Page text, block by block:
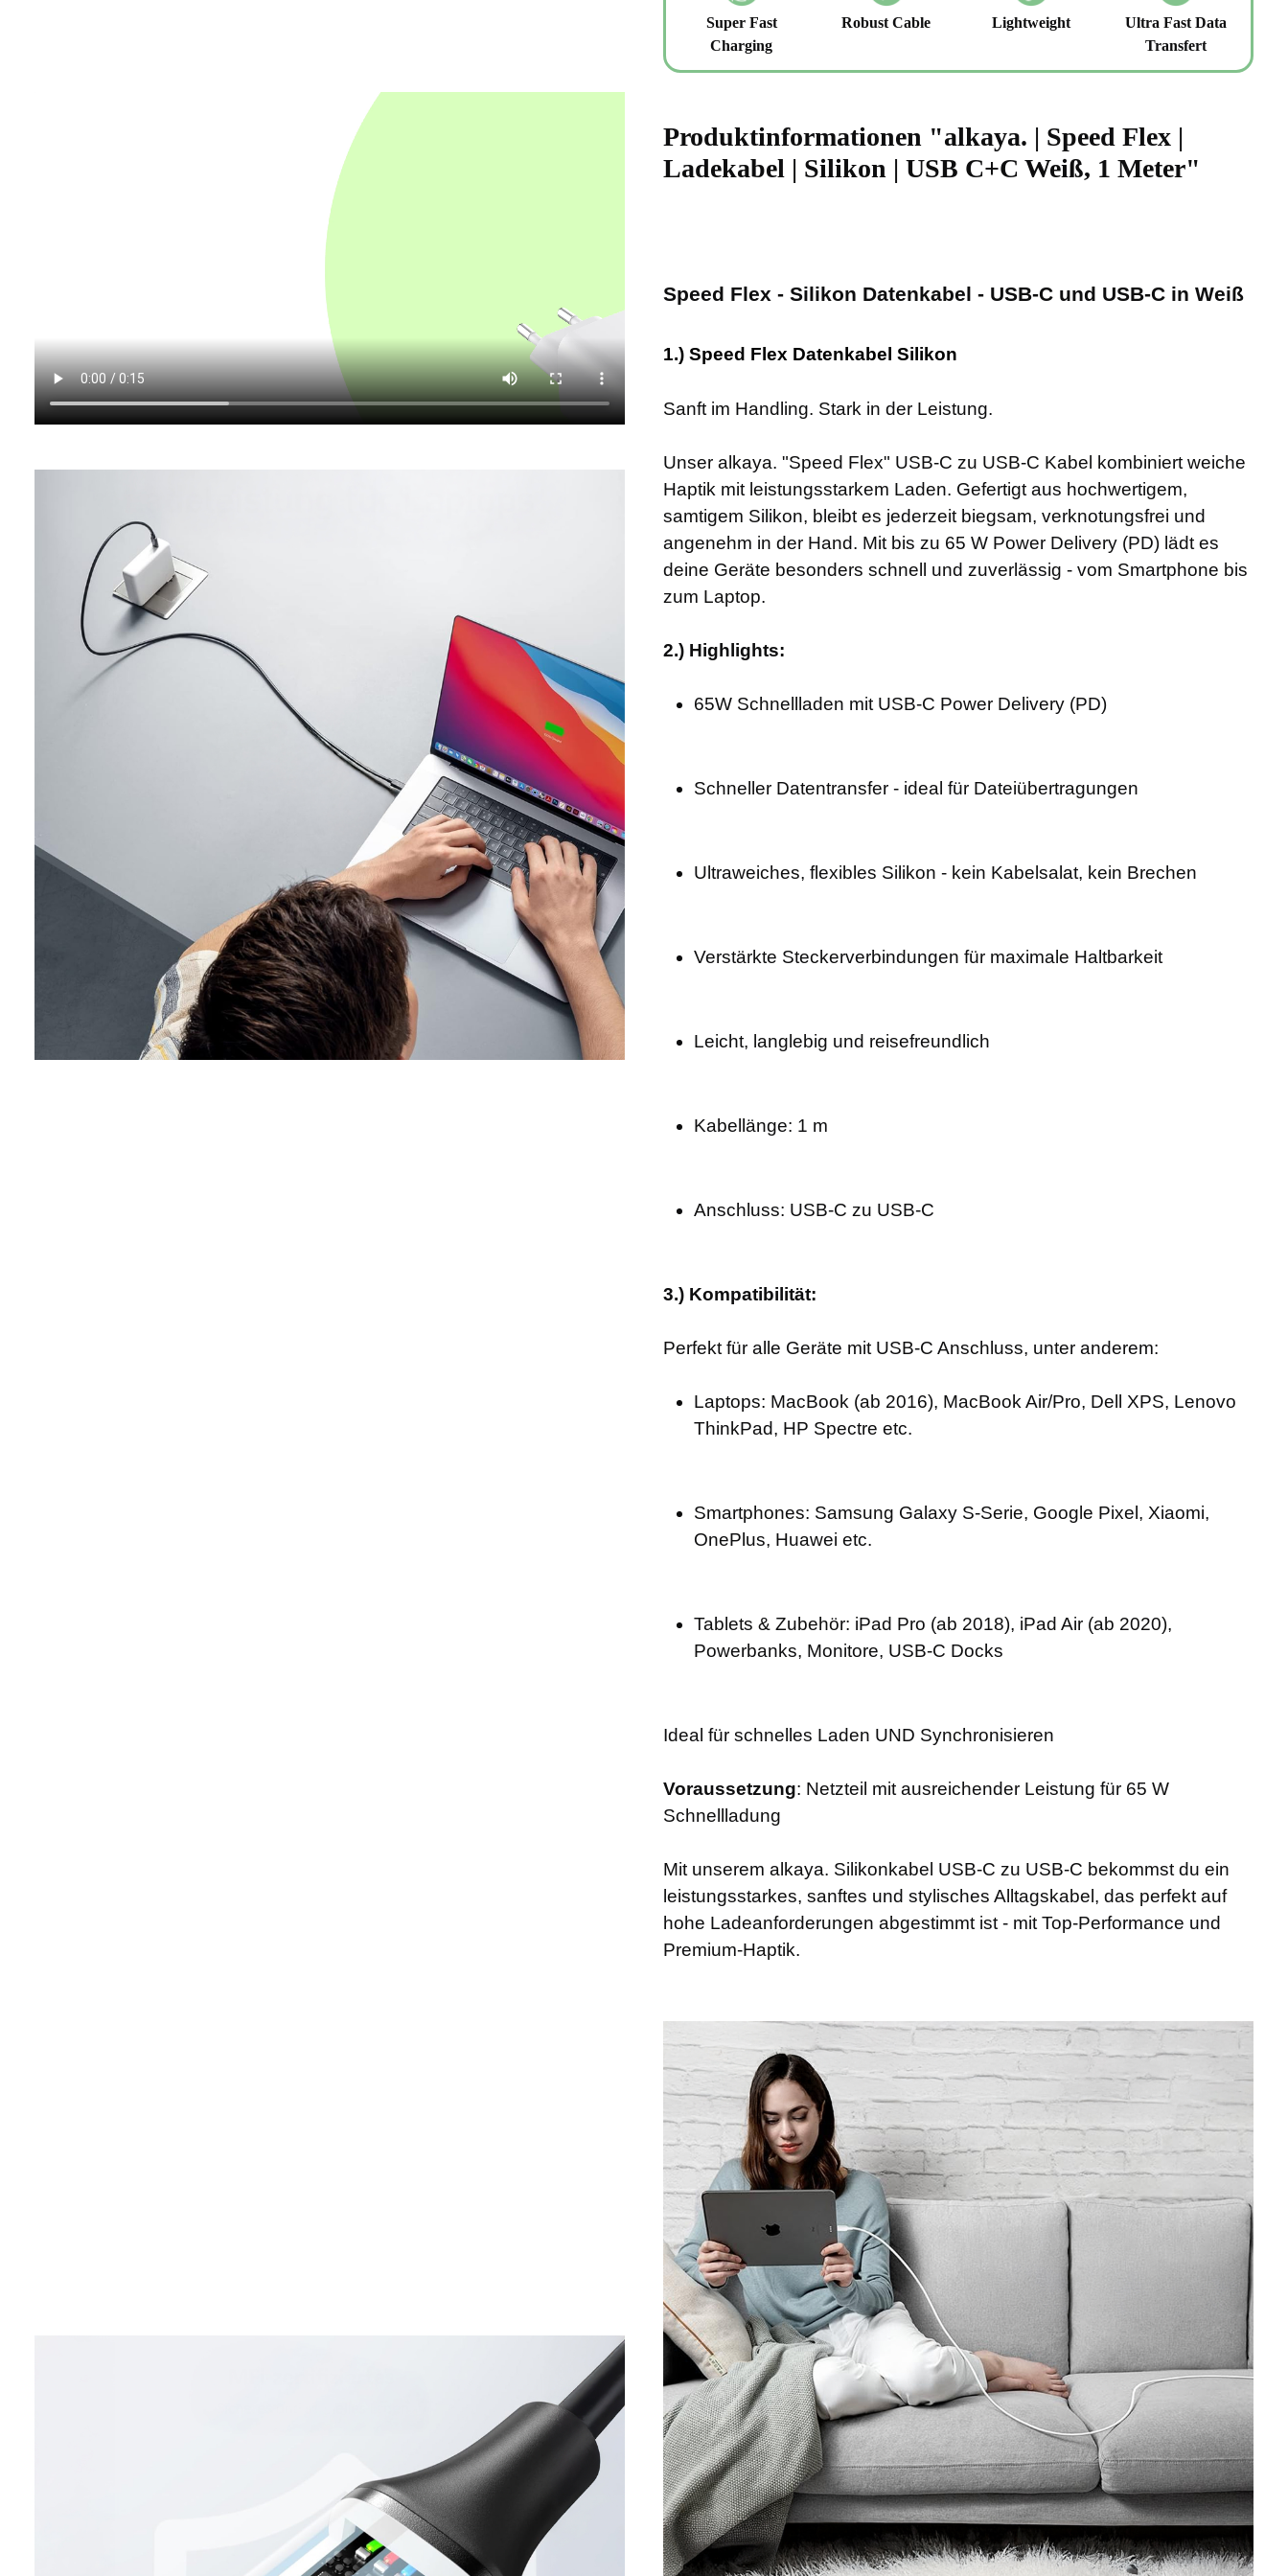
Super Fast
Charging
Robust Cable Lightweight
Ultra Fast Data
Transfert
Produktinformationen "alkaya. | Speed Flex |
Ladekabel | Silikon | USB C+C Weiß, 1 Meter"
Speed Flex - Silikon Datenkabel - USB-C und USB-C in Weiß
1.) Speed Flex Datenkabel Silikon
Sanft im Handling. Stark in der Leistung.
Unser alkaya. "Speed Flex" USB-C zu USB-C Kabel kombiniert weiche
Haptik mit leistungsstarkem Laden. Gefertigt aus hochwertigem,
samtigem Silikon, bleibt es jederzeit biegsam, verknotungsfrei und
angenehm in der Hand. Mit bis zu 65 W Power Delivery (PD) lädt es
deine Geräte besonders schnell und zuverlässig - vom Smartphone bis
zum Laptop.
2.) Highlights:
65W Schnellladen mit USB-C Power Delivery (PD)
Schneller Datentransfer - ideal für Dateiübertragungen
Ultraweiches, flexibles Silikon - kein Kabelsalat, kein Brechen
Verstärkte Steckerverbindungen für maximale Haltbarkeit
Leicht, langlebig und reisefreundlich
Kabellänge: 1 m
Anschluss: USB-C zu USB-C
3.) Kompatibilität:
Perfekt für alle Geräte mit USB-C Anschluss, unter anderem:
Laptops: MacBook (ab 2016), MacBook Air/Pro, Dell XPS, Lenovo
ThinkPad, HP Spectre etc.
Smartphones: Samsung Galaxy S-Serie, Google Pixel, Xiaomi,
OnePlus, Huawei etc.
Tablets & Zubehör: iPad Pro (ab 2018), iPad Air (ab 2020),
Powerbanks, Monitore, USB-C Docks
Ideal für schnelles Laden UND Synchronisieren
Voraussetzung: Netzteil mit ausreichender Leistung für 65 W
Schnellladung
Mit unserem alkaya. Silikonkabel USB-C zu USB-C bekommst du ein
leistungsstarkes, sanftes und stylisches Alltagskabel, das perfekt auf
hohe Ladeanforderungen abgestimmt ist - mit Top-Performance und
Premium-Haptik.